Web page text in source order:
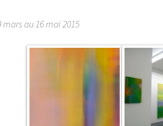
au 16 mai 2015